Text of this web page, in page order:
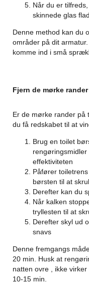
Når du er
skinnede glas
Denne method kan du
områder på dit
komme ind i små
Fjern de mørke
Er de mørke rander på
du få redskabet til at
Brug en toilet
effektiviteten
Påfører
børsten til at
Derefter kan du
Når kalken
tryllesten til at
Derefter skyl ud
snavs
Denne fremgangs
20 min. Husk at
natten ovre , ikke
10-15 min.